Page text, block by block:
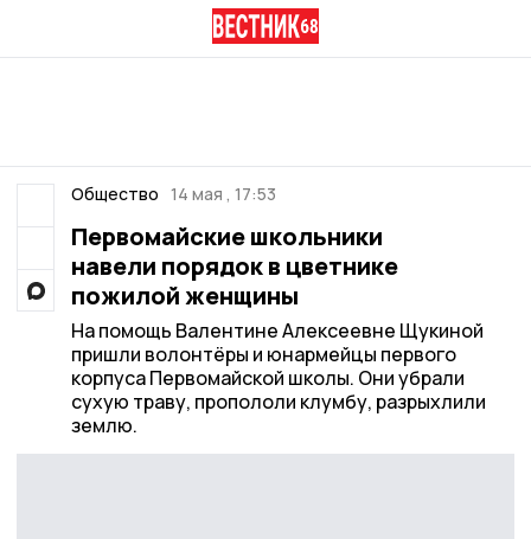
Общество 14 мая , 17:53
Первомайские школьники
навели порядок в цветнике
пожилой женщины
На помощь Валентине Алексеевне Щукиной
пришли волонтёры и юнармейцы первого
корпуса Первомайской школы. Они убрали
сухую траву, пропололи клумбу, разрыхлили
землю.